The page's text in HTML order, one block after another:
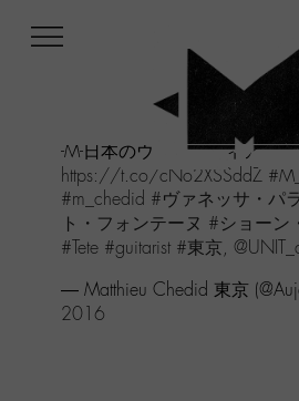
au
menu
Aller
contenu
-M-日本のウィキペディア
https://t.co/cNo2XSSddZ
#m_chedid #ヴァネッサ・パ
ト・フォンテーヌ #ショーン
#Tete #guitarist #東京,
— Matthieu Chedid 東京
2016